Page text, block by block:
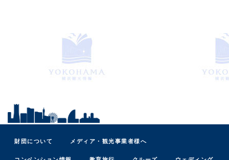
財団について メディア・観光事業者様へ